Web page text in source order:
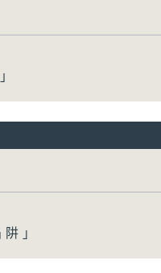
」